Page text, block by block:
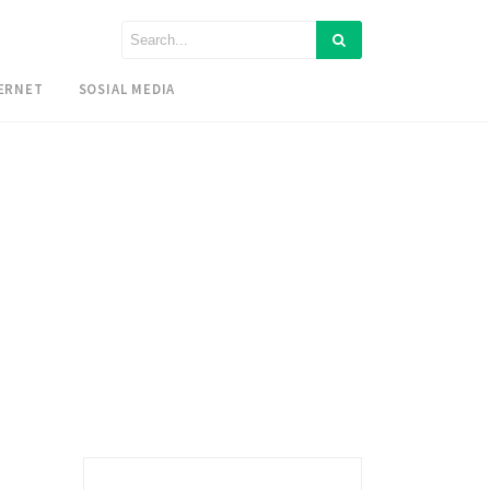
SOSIAL MEDIA